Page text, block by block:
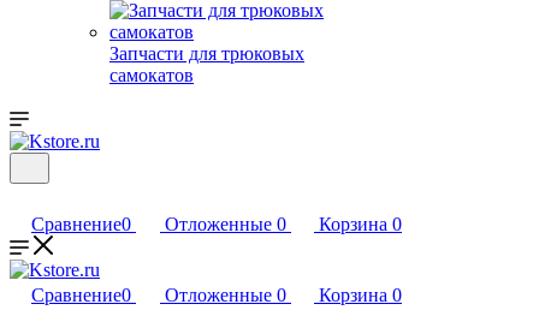
Запчасти для трюковых
самокатов
Сравнение0 Отложенные 0 Корзина 0
Сравнение0 Отложенные 0 Корзина 0